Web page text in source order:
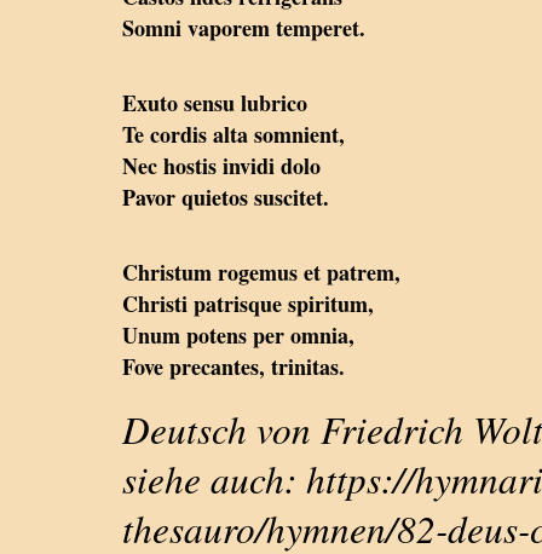
Somni vaporem temperet.
Exuto sensu lubrico
Te cordis alta somnient,
Nec hostis invidi dolo
Pavor quietos suscitet.
Christum rogemus et patrem,
Christi patrisque spiritum,
Unum potens per omnia,
Fove precantes, trinitas.
Deutsch von Friedrich
siehe auch: https://
thesauro/hymnen/82-